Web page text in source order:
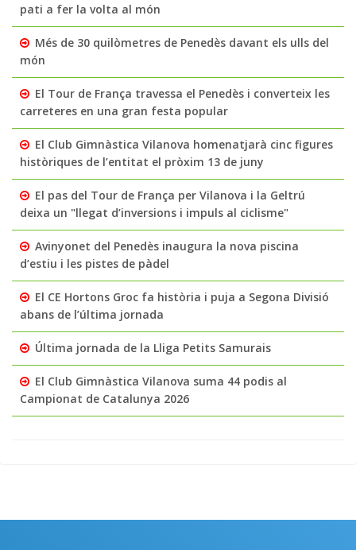
pati a fer la volta al món
Més de 30 quilòmetres de Penedès davant els ulls del
món
El Tour de França travessa el Penedès i converteix les
carreteres en una gran festa popular
El Club Gimnàstica Vilanova homenatjarà cinc figures
històriques de l’entitat el pròxim 13 de juny
El pas del Tour de França per Vilanova i la Geltrú
deixa un "llegat d’inversions i impuls al ciclisme"
Avinyonet del Penedès inaugura la nova piscina
d’estiu i les pistes de pàdel
El CE Hortons Groc fa història i puja a Segona Divisió
abans de l’última jornada
Última jornada de la Lliga Petits Samurais
El Club Gimnàstica Vilanova suma 44 podis al
Campionat de Catalunya 2026